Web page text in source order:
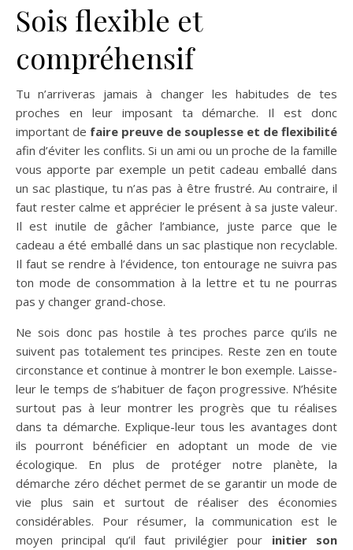
Sois flexible et
compréhensif
Tu n’arriveras jamais à changer les habitudes de tes
proches en leur imposant ta démarche. Il est donc
important de faire preuve de souplesse et de flexibilité
afin d’éviter les conflits. Si un ami ou un proche de la famille
vous apporte par exemple un petit cadeau emballé dans
un sac plastique, tu n’as pas à être frustré. Au contraire, il
faut rester calme et apprécier le présent à sa juste valeur.
Il est inutile de gâcher l’ambiance, juste parce que le
cadeau a été emballé dans un sac plastique non recyclable.
Il faut se rendre à l’évidence, ton entourage ne suivra pas
ton mode de consommation à la lettre et tu ne pourras
pas y changer grand-chose.
Ne sois donc pas hostile à tes proches parce qu’ils ne
suivent pas totalement tes principes. Reste zen en toute
circonstance et continue à montrer le bon exemple. Laisse-
leur le temps de s’habituer de façon progressive. N’hésite
surtout pas à leur montrer les progrès que tu réalises
dans ta démarche. Explique-leur tous les avantages dont
ils pourront bénéficier en adoptant un mode de vie
écologique. En plus de protéger notre planète, la
démarche zéro déchet permet de se garantir un mode de
vie plus sain et surtout de réaliser des économies
considérables. Pour résumer, la communication est le
moyen principal qu’il faut privilégier pour initier son